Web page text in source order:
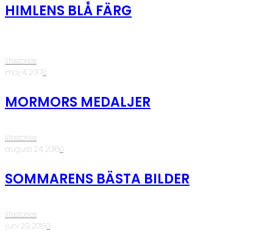
HIMLENS BLÅ FÄRG
lifestories
·maj 4, 2017·0
MORMORS MEDALJER
lifestories
·augusti 24, 2016·0
SOMMARENS BÄSTA BILDER
lifestories
·juni 29, 2016·0